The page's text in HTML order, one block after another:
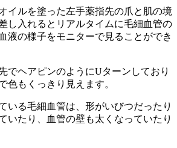
イルを塗った左手薬指先の爪と肌の境
し入れるとリアルタイムに毛細血管の
液の様子をモニターで見ることができ
でヘアピンのようにUターンしており
色もくっきり見えます。
いる毛細血管は、形がいびつだったり
いたり、血管の壁も太くなっていたり